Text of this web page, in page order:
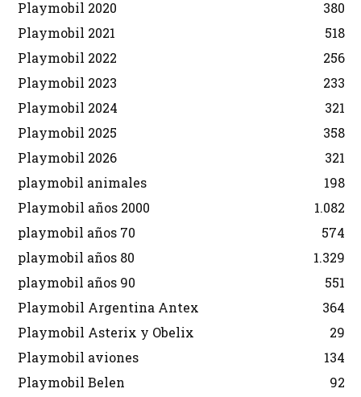
Playmobil 2020
380
Playmobil 2021
518
Playmobil 2022
256
Playmobil 2023
233
Playmobil 2024
321
Playmobil 2025
358
Playmobil 2026
321
playmobil animales
198
Playmobil años 2000
1.082
playmobil años 70
574
playmobil años 80
1.329
playmobil años 90
551
Playmobil Argentina Antex
364
Playmobil Asterix y Obelix
29
Playmobil aviones
134
Playmobil Belen
92